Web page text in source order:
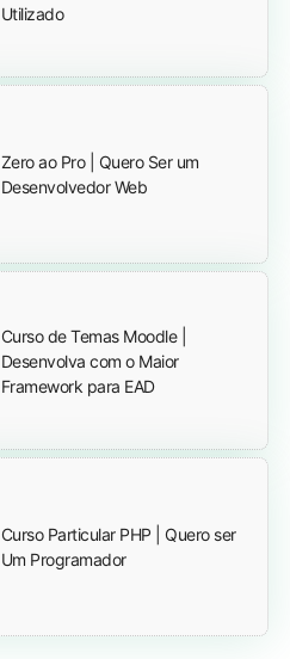
Utilizado
Zero ao Pro | Quero Ser um
Desenvolvedor Web
Curso de Temas Moodle |
Desenvolva com o Maior
Framework para EAD
Curso Particular PHP | Quero ser
Um Programador